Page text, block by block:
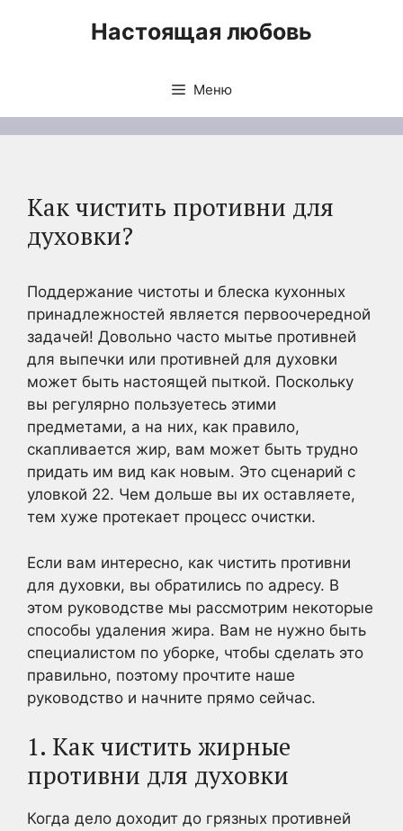
Настоящая любовь
Меню
Как чистить противни для
духовки?
Поддержание чистоты и блеска кухонных
принадлежностей является первоочередной
задачей! Довольно часто мытье противней
для выпечки или противней для духовки
может быть настоящей пыткой. Поскольку
вы регулярно пользуетесь этими
предметами, а на них, как правило,
скапливается жир, вам может быть трудно
придать им вид как новым. Это сценарий с
уловкой 22. Чем дольше вы их оставляете,
тем хуже протекает процесс очистки.
Если вам интересно, как чистить противни
для духовки, вы обратились по адресу. В
этом руководстве мы рассмотрим некоторые
способы удаления жира. Вам не нужно быть
специалистом по уборке, чтобы сделать это
правильно, поэтому прочтите наше
руководство и начните прямо сейчас.
1. Как чистить жирные
противни для духовки
Когда дело доходит до грязных противней